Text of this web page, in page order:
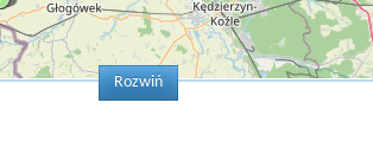
Rozwiń